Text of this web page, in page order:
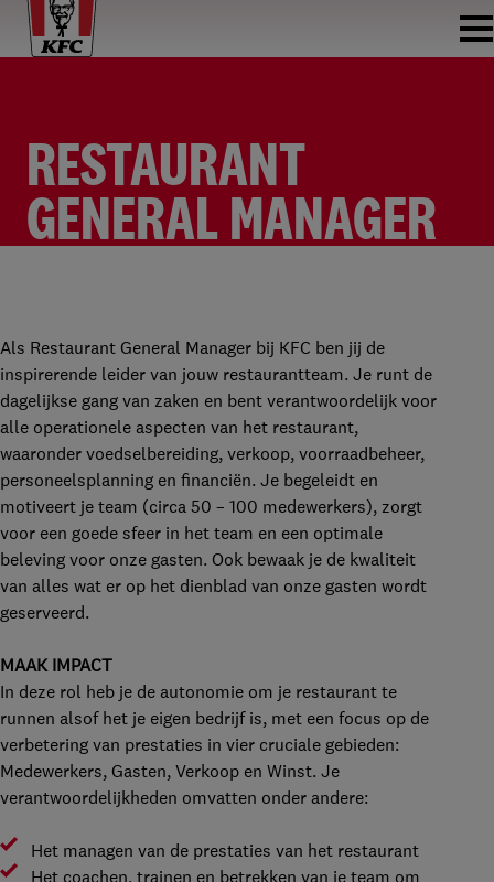
RESTAURANT
GENERAL MANAGER
Als Restaurant General Manager bij KFC ben jij de
inspirerende leider van jouw restaurantteam. Je runt de
dagelijkse gang van zaken en bent verantwoordelijk voor
alle operationele aspecten van het restaurant,
waaronder voedselbereiding, verkoop, voorraadbeheer,
personeelsplanning en financiën. Je begeleidt en
motiveert je team (circa 50 – 100 medewerkers), zorgt
voor een goede sfeer in het team en een optimale
beleving voor onze gasten. Ook bewaak je de kwaliteit
van alles wat er op het dienblad van onze gasten wordt
geserveerd.
MAAK IMPACT
In deze rol heb je de autonomie om je restaurant te
runnen alsof het je eigen bedrijf is, met een focus op de
verbetering van prestaties in vier cruciale gebieden:
Medewerkers, Gasten, Verkoop en Winst. Je
verantwoordelijkheden omvatten onder andere:
Het managen van de prestaties van het restaurant
Het coachen, trainen en betrekken van je team om